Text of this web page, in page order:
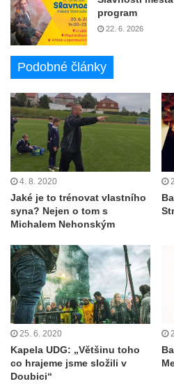
program
22. 6. 2026
Podobné články
4. 8. 2020
Jaké je to trénovat vlastního
syna? Nejen o tom s
Michalem Nehonským
25. 6. 2020
Kapela UDG: „Většinu toho
co hrajeme jsme složili v
Doubici“